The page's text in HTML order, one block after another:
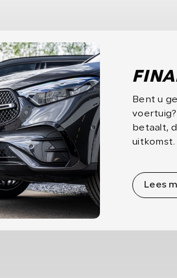
Bent u
betaalt,
uitkomst.
Lees